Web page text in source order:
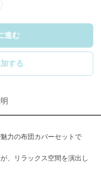
進む
する
力の布団カバーセットで
、リラックス空間を演出し